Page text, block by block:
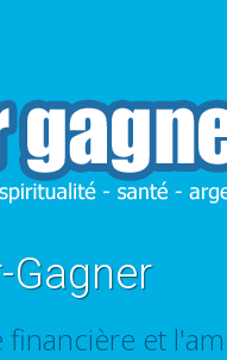
Gagner
et